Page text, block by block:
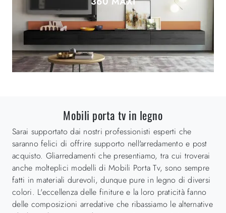
Mobili porta tv in legno
Sarai supportato dai nostri professionisti esperti che
saranno felici di offrire supporto nell'arredamento e post
acquisto. Gliarredamenti che presentiamo, tra cui troverai
anche molteplici modelli di Mobili Porta Tv, sono sempre
fatti in materiali durevoli, dunque pure in legno di diversi
colori. L'eccellenza delle finiture e la loro praticità fanno
delle composizioni arredative che ribassiamo le alternative